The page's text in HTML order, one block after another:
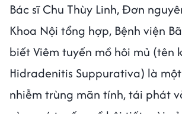
Bác sĩ Chu Thùy Linh, Đơn
Khoa Nội tổng hợp, Bệnh viện
biết Viêm tuyến mồ hôi mủ (tên
Hidradenitis Suppurativa) là
nhiễm trùng mãn tính, tái phát